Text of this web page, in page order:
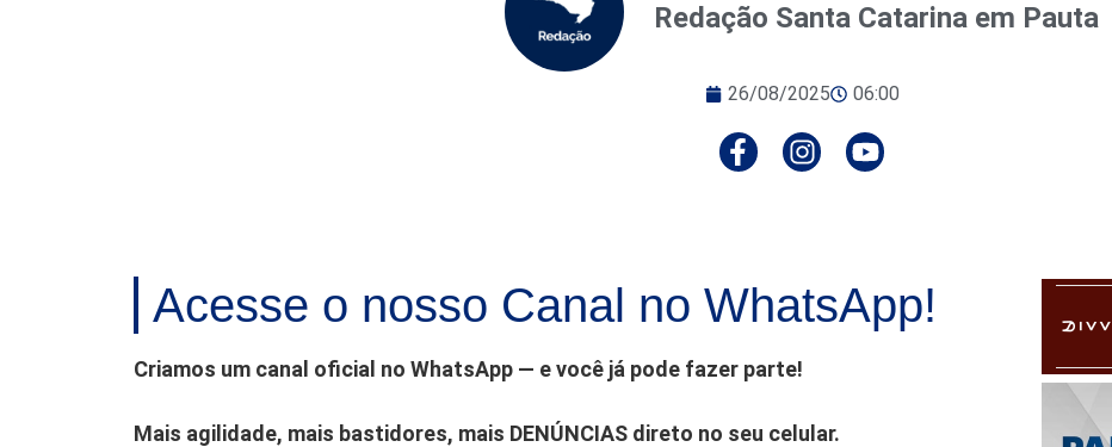
Redação Santa Catarina em Pauta
26/08/2025 06:00
Acesse o nosso Canal no WhatsApp!
Criamos um canal oficial no WhatsApp — e você já pode fazer parte!
Mais agilidade, mais bastidores, mais DENÚNCIAS direto no seu celular.